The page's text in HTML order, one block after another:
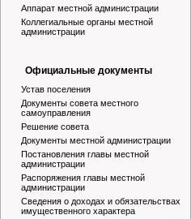
Аппарат местной администрации
Коллегиальные органы местной
администрации
Официальные документы
Устав поселения
Документы совета местного
самоуправления
Решение совета
Документы местной администрации
Постановления главы местной
администрации
Распоряжения главы местной
администрации
Сведения о доходах и обязательствах
имущественного характера